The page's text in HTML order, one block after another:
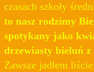
czasach szkoły
to nasz rodzimy
spotykany jako
drzewiasty bieluń
Zawsze jadłem